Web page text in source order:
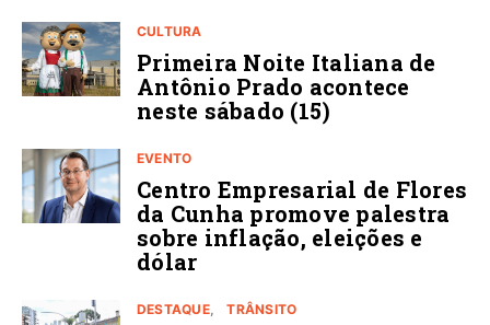
CULTURA
Primeira Noite Italiana de
Antônio Prado acontece
neste sábado (15)
EVENTO
Centro Empresarial de Flores
da Cunha promove palestra
sobre inflação, eleições e
dólar
DESTAQUE TRÂNSITO